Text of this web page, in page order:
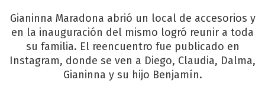
Gianinna Maradona abrió un local de accesorios y
en la inauguración del mismo logró reunir a toda
su familia. El reencuentro fue publicado en
Instagram, donde se ven a Diego, Claudia, Dalma,
Gianinna y su hijo Benjamín.